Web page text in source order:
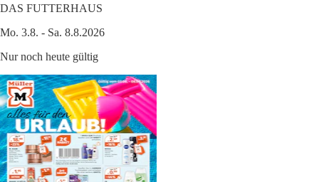
DAS FUTTERHAUS
Mo. 3.8. - Sa. 8.8.2026
Nur noch heute gültig